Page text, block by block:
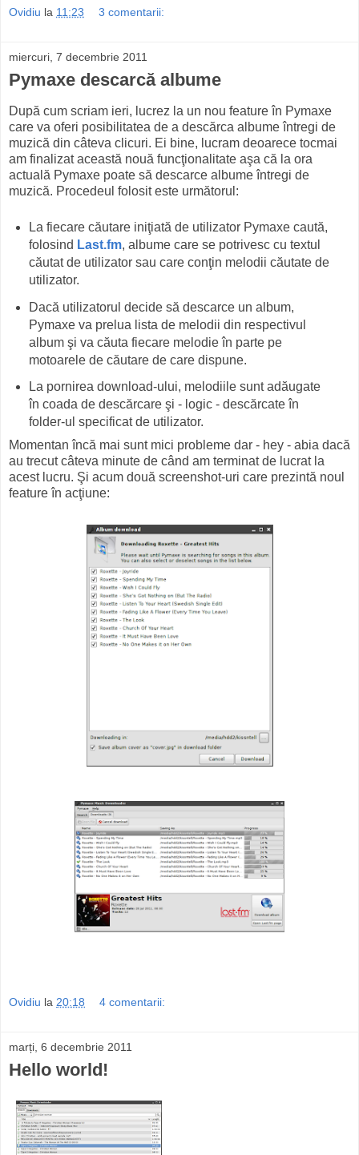
Ovidiu la 11:23 3 comentarii:
miercuri, 7 decembrie 2011
Pymaxe descarcă albume
După cum scriam ieri, lucrez la un nou feature în Pymaxe
care va oferi posibilitatea de a descărca albume întregi de
muzică din câteva clicuri. Ei bine, lucram deoarece tocmai
am finalizat această nouă funcţionalitate aşa că la ora
actuală Pymaxe poate să descarce albume întregi de
muzică. Procedeul folosit este următorul:
La fiecare căutare iniţiată de utilizator Pymaxe caută,
folosind Last.fm, albume care se potrivesc cu textul
căutat de utilizator sau care conţin melodii căutate de
utilizator.
Dacă utilizatorul decide să descarce un album,
Pymaxe va prelua lista de melodii din respectivul
album şi va căuta fiecare melodie în parte pe
motoarele de căutare de care dispune.
La pornirea download-ului, melodiile sunt adăugate
în coada de descărcare şi - logic - descărcate în
folder-ul specificat de utilizator.
Momentan încă mai sunt mici probleme dar - hey - abia dacă
au trecut câteva minute de când am terminat de lucrat la
acest lucru. Şi acum două screenshot-uri care prezintă noul
feature în acţiune:
Ovidiu la 20:18 4 comentarii:
marți, 6 decembrie 2011
Hello world!